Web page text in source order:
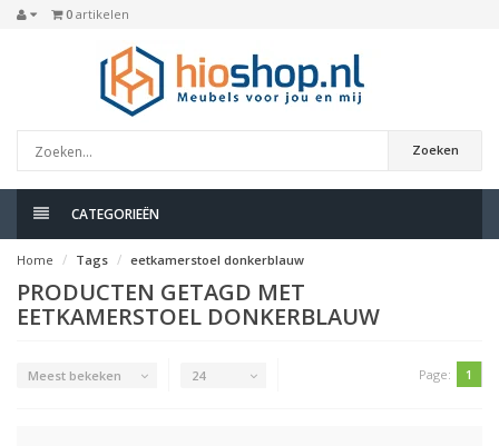
0 artikelen
Zoeken
CATEGORIEËN
Home Tags eetkamerstoel donkerblauw
PRODUCTEN GETAGD MET
EETKAMERSTOEL DONKERBLAUW
Meest bekeken 24 Page: 1